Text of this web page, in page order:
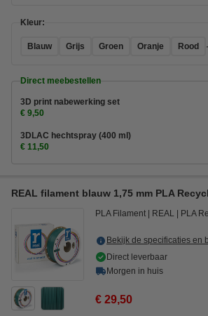
Kleur:
Blauw Grijs Groen Oranje Rood
Direct meebestellen
3D print nabewerking set
€ 9,50
3DLAC hechtspray (400 ml)
€ 11,50
REAL filament blauw 1,75 mm PLA
PLA Filament REAL PLA
Bekijk de specificaties en
Direct leverbaar
Morgen in huis
€ 29,50